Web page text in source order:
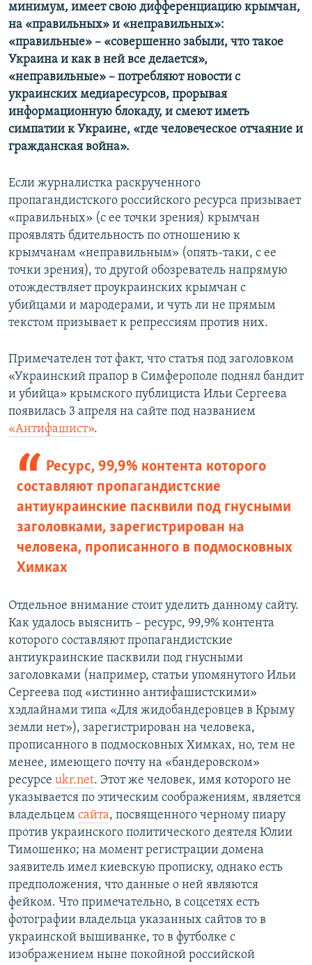
минимум, имеет свою дифференциацию крымчан,
на «правильных» и «неправильных»:
«правильные» – «совершенно забыли, что такое
Украина и как в ней все делается»,
«неправильные» – потребляют новости с
украинских медиаресурсов, прорывая
информационную блокаду, и смеют иметь
симпатии к Украине, «где человеческое отчаяние и
гражданская война».
Если журналистка раскрученного
пропагандистского российского ресурса призывает
«правильных» (с ее точки зрения) крымчан
проявлять бдительность по отношению к
крымчанам «неправильным» (опять-таки, с ее
точки зрения), то другой обозреватель напрямую
отождествляет проукраинских крымчан с
убийцами и мародерами, и чуть ли не прямым
текстом призывает к репрессиям против них.
Примечателен тот факт, что статья под заголовком
«Украинский прапор в Симферополе поднял бандит
и убийца» крымского публициста Ильи Сергеева
появилась 3 апреля на сайте под названием
«Антифашист».
Ресурс, 99,9% контента которого
составляют пропагандистские
антиукраинские пасквили под гнусными
заголовками, зарегистрирован на
человека, прописанного в подмосковных
Химках
Отдельное внимание стоит уделить данному сайту.
Как удалось выяснить – ресурс, 99,9% контента
которого составляют пропагандистские
антиукраинские пасквили под гнусными
заголовками (например, статьи упомянутого Ильи
Сергеева под «истинно антифашистскими»
хэдлайнами типа «Для жидобандеровцев в Крыму
земли нет»), зарегистрирован на человека,
прописанного в подмосковных Химках, но, тем не
менее, имеющего почту на «бандеровском»
ресурсе ukr.net. Этот же человек, имя которого не
указывается по этическим соображениям, является
владельцем сайта, посвященного черному пиару
против украинского политического деятеля Юлии
Тимошенко; на момент регистрации домена
заявитель имел киевскую прописку, однако есть
предположения, что данные о ней являются
фейком. Что примечательно, в соцсетях есть
фотографии владельца указанных сайтов то в
украинской вышиванке, то в футболке с
изображением ныне покойной российской